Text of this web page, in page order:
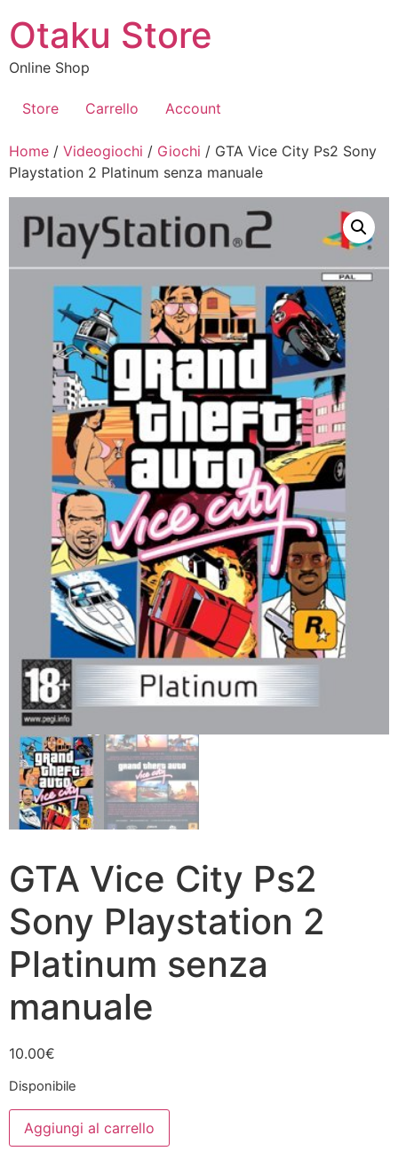
contenuto
Otaku Store
Online Shop
Store Carrello Account
Home / Videogiochi / Giochi / GTA Vice City Ps2 Sony
Playstation 2 Platinum senza manuale
GTA Vice City Ps2
Sony Playstation 2
Platinum senza
manuale
10.00€
Disponibile
GTA
Vice
City
Aggiungi al carrello